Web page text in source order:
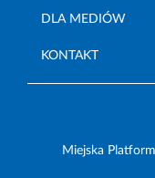
DLA MEDIÓW
KONTAKT
Miejska